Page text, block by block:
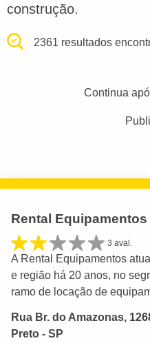
construção.
2361 resultados
Continua
Rental Equipamentos
3 aval.
A Rental Equipamentos
e região há 20 anos, no
ramo de locação de
Rua Br. do Amazonas,
Preto - SP